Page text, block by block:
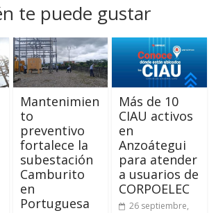
te puede gustar
Mantenimien
to
preventivo
fortalece la
subestación
Camburito
en
Portuguesa
Más de 10
CIAU activos
en
Anzoátegui
para atender
a usuarios de
CORPOELEC
26 septiembre,